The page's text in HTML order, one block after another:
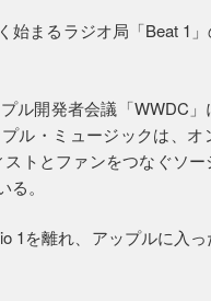
始まるラジオ局「Beat 1
ル開発者会議「WWDC
ル・ミュージックは、オ
トとファンをつなぐソ
。
1を離れ、アップルに入